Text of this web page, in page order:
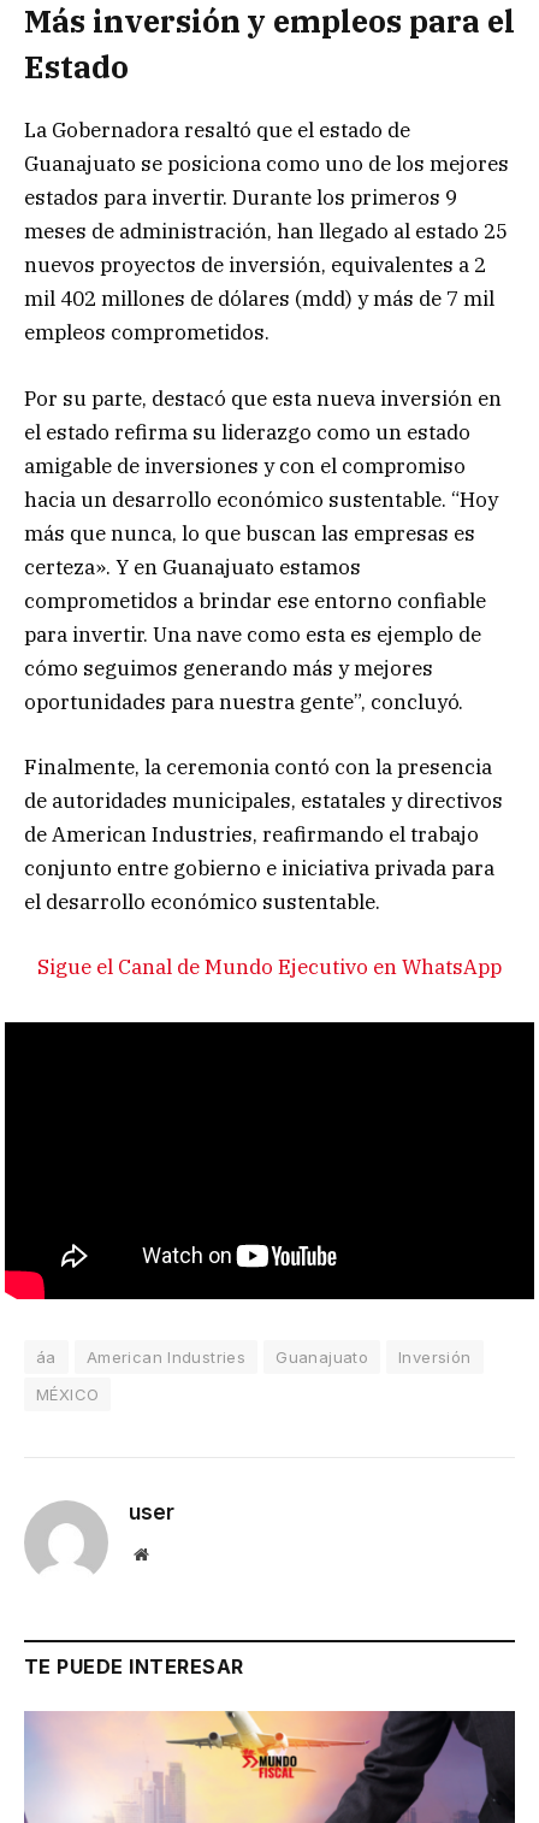
Más inversión y empleos para el
Estado
La Gobernadora resaltó que el estado de
Guanajuato se posiciona como uno de los mejores
estados para invertir. Durante los primeros 9
meses de administración, han llegado al estado 25
nuevos proyectos de inversión, equivalentes a 2
mil 402 millones de dólares (mdd) y más de 7 mil
empleos comprometidos.
Por su parte, destacó que esta nueva inversión en
el estado refirma su liderazgo como un estado
amigable de inversiones y con el compromiso
hacia un desarrollo económico sustentable. “Hoy
más que nunca, lo que buscan las empresas es
certeza». Y en Guanajuato estamos
comprometidos a brindar ese entorno confiable
para invertir. Una nave como esta es ejemplo de
cómo seguimos generando más y mejores
oportunidades para nuestra gente”, concluyó.
Finalmente, la ceremonia contó con la presencia
de autoridades municipales, estatales y directivos
de American Industries, reafirmando el trabajo
conjunto entre gobierno e iniciativa privada para
el desarrollo económico sustentable.
Sigue el Canal de Mundo Ejecutivo en WhatsApp
áa American Industries Guanajuato
Inversión
MÉXICO
user
Website
TE PUEDE INTERESAR